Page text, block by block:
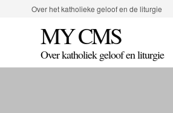
Over het katholieke geloof en de liturgie
MY CMS
Over katholiek geloof en liturgie